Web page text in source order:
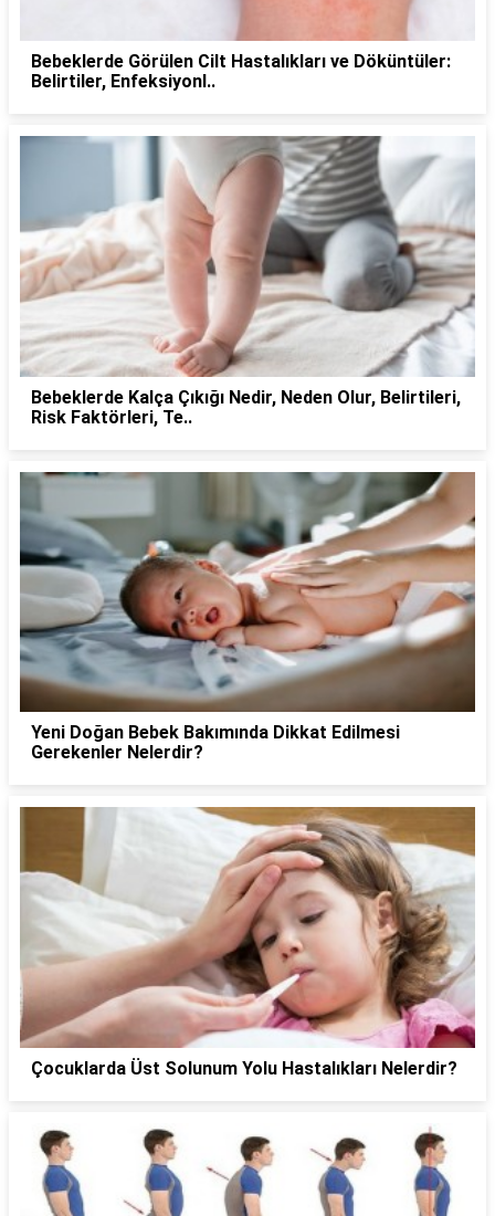
Bebeklerde Görülen Cilt Hastalıkları ve Döküntüler:
Belirtiler, Enfeksiyonl..
Bebeklerde Kalça Çıkığı Nedir, Neden Olur, Belirtileri,
Risk Faktörleri, Te..
Yeni Doğan Bebek Bakımında Dikkat Edilmesi
Gerekenler Nelerdir?
Çocuklarda Üst Solunum Yolu Hastalıkları Nelerdir?